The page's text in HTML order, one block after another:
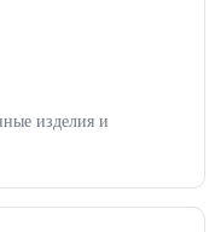
изделия и